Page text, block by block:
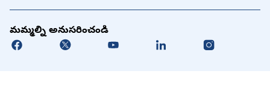
మమ్మల్ని అనుసరించండి